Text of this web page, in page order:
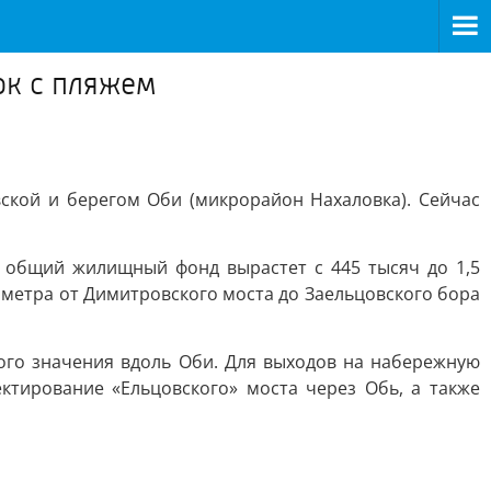
с пляжем
и берегом Оби (микрорайон Нахаловка). Сейчас
общий жилищный фонд вырастет с 445 тысяч до 1,5
от Димитровского моста до Заельцовского бора
значения вдоль Оби. Для выходов на набережную
«Ельцовского» моста через Обь, а также